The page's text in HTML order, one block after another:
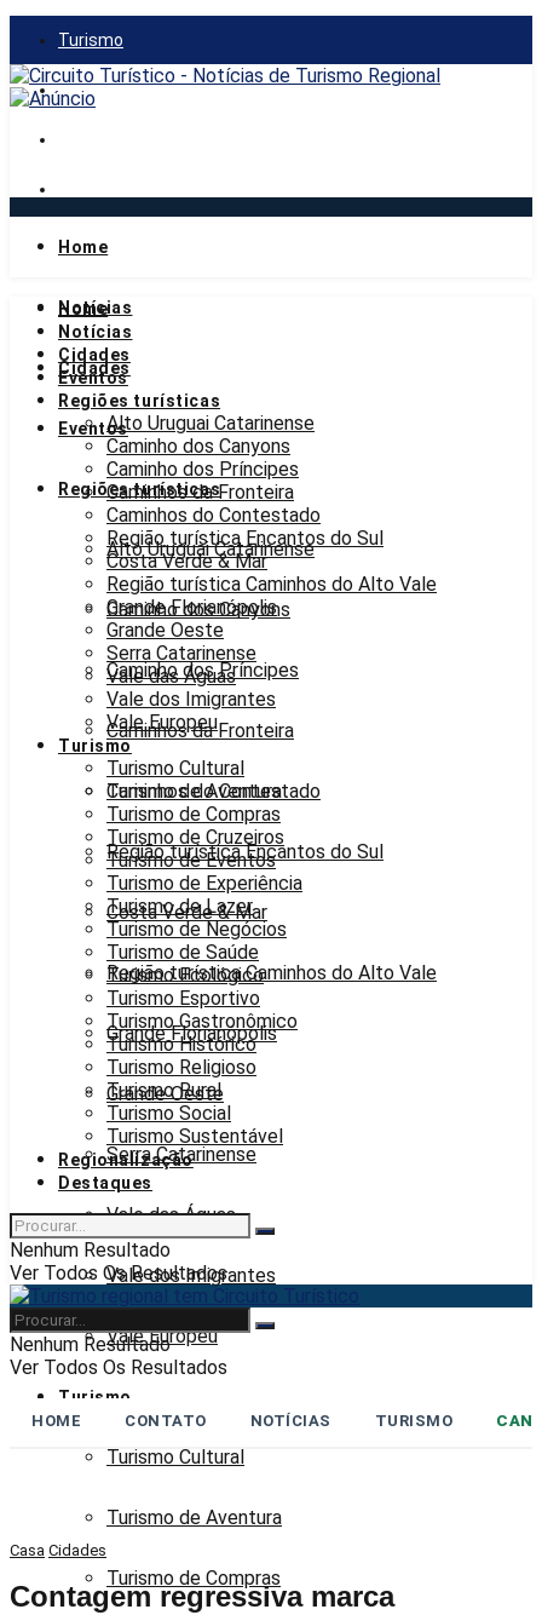
Turismo
Gastronomia
quinta-feira, 6 de agosto de 2026
Home
Notícias
Cidades
Eventos
Regiões turísticas
Alto Uruguai Catarinense
Caminho dos Canyons
Caminho dos Príncipes
Caminhos da Fronteira
Caminhos do Contestado
Região turística Encantos do Sul
Costa Verde & Mar
Região turística Caminhos do Alto Vale
Grande Florianópolis
Grande Oeste
Serra Catarinense
Vale das Águas
Vale dos Imigrantes
Vale Europeu
Turismo
Turismo Cultural
Turismo de Aventura
Turismo de Compras
Home
Notícias
Cidades
Eventos
Regiões turísticas
Alto Uruguai Catarinense
Caminho dos Canyons
Caminho dos Príncipes
Caminhos da Fronteira
Caminhos do Contestado
Região turística Encantos do Sul
Costa Verde & Mar
Região turística Caminhos do Alto Vale
Grande Florianópolis
Grande Oeste
Serra Catarinense
Vale das Águas
Vale dos Imigrantes
Vale Europeu
Turismo
Turismo Cultural
Turismo de Aventura
Turismo de Compras
Turismo de Cruzeiros
Turismo de Eventos
Turismo de Experiência
Turismo de Lazer
Turismo de Negócios
Turismo de Saúde
Turismo Ecológico
Turismo Esportivo
Turismo Gastronômico
Turismo Histórico
Turismo Religioso
Turismo Rural
Turismo Social
Turismo Sustentável
Regionalização
Destaques
Nenhum Resultado
Ver Todos Os Resultados
Nenhum Resultado
Ver Todos Os Resultados
HOME CONTATO NOTÍCIAS TURISMO
Casa Cidades
Contagem regressiva marca